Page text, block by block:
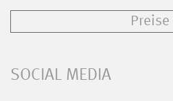
Preise
SOCIAL MEDIA